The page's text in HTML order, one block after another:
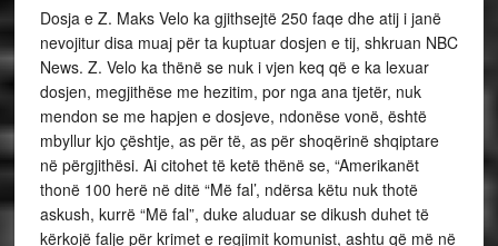
Dosja e Z. Maks Velo ka gjithsejtë 250 faqe dhe atij i janë
nevojitur disa muaj për ta kuptuar dosjen e tij, shkruan NBC
News. Z. Velo ka thënë se nuk i vjen keq që e ka lexuar
dosjen, megjithëse me hezitim, por nga ana tjetër, nuk
mendon se me hapjen e dosjeve, ndonëse vonë, është
mbyllur kjo çështje, as për të, as për shoqërinë shqiptare
në përgjithësi. Ai citohet të ketë thënë se, “Amerikanët
thonë 100 herë në ditë “Më fal’, ndërsa këtu nuk thotë
askush, kurrë “Më fal”, duke aluduar se dikush duhet të
kërkojë falje për krimet e regjimit komunist, ashtu që më në